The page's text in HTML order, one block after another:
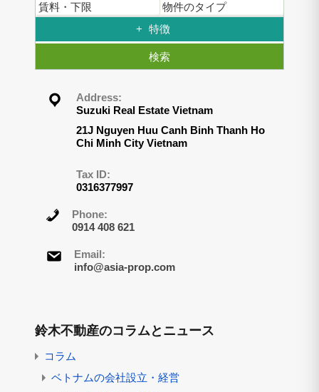
賃料・下限
物件のタイプ
特徴
検索
Address:
Suzuki Real Estate Vietnam
21J Nguyen Huu Canh Binh Thanh Ho
Chi Minh City Vietnam
Tax ID:
0316377997
Phone:
0914 408 621
Email:
info@asia-prop.com
鈴木不動産のコラムとニュース
コラム
ベトナムの会社設立・経営